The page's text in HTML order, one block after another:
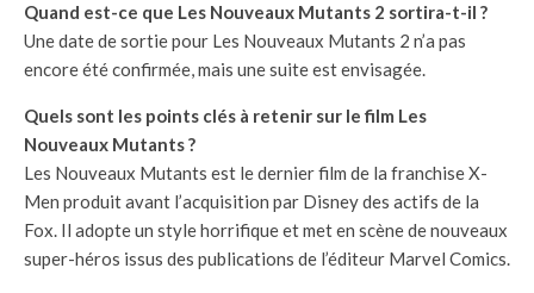
Quand est-ce que Les Nouveaux Mutants 2 sortira-t-il ?
Une date de sortie pour Les Nouveaux Mutants 2 n’a pas
encore été confirmée, mais une suite est envisagée.
Quels sont les points clés à retenir sur le film Les
Nouveaux Mutants ?
Les Nouveaux Mutants est le dernier film de la franchise X-
Men produit avant l’acquisition par Disney des actifs de la
Fox. Il adopte un style horrifique et met en scène de nouveaux
super-héros issus des publications de l’éditeur Marvel Comics.